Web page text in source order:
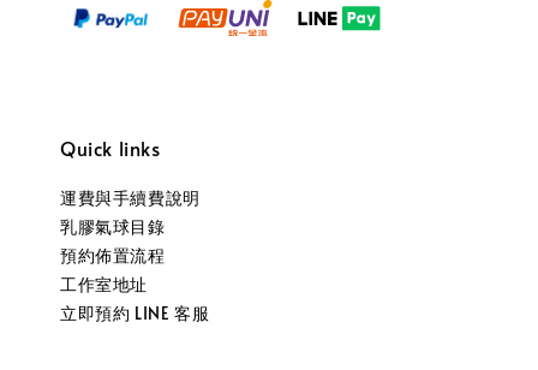
Quick links
運費與手續費說明
乳膠氣球目錄
預約佈置流程
工作室地址
立即預約 LINE 客服